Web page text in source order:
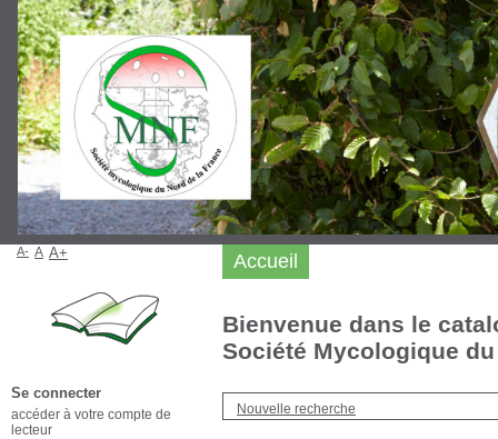
Bienvenue dans le
Société Mycologique
Nouvelle recherche
Accueil
A- A A+
Se connecter
accéder à votre compte de
lecteur